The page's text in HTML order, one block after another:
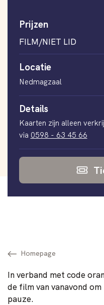
Homepage
In verband met code
de film van vanavond
pauze.
Prijzen
FILM/NIET LID
Locatie
Nedmagzaal
Details
Kaarten zijn alleen
via 0598 - 63 45 66